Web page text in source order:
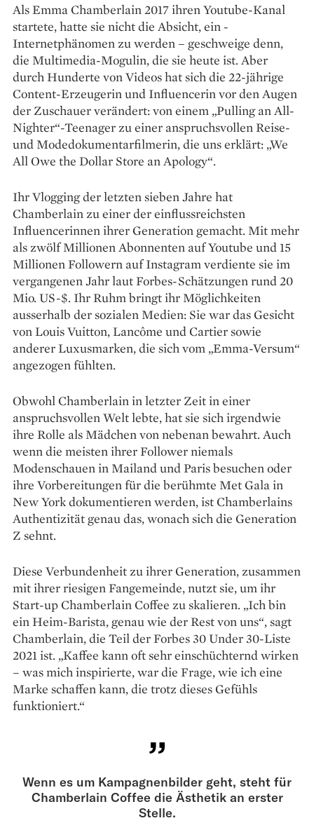
Als Emma Chamberlain 2017 ihren Youtube-­Kanal
startete, hatte sie nicht die Absicht, ein ­
Internetphänomen zu werden – geschweige denn,
die Multimedia-Mogulin, die sie heute ist. Aber
durch Hunderte von Videos hat sich die 22-jährige
Content-Erzeugerin und Influencerin vor den Augen
der Zuschauer verändert: von ­einem „Pulling an All-
Nighter“-Teenager zu ­einer ­anspruchsvollen Reise-
und Mode­dokumentarfilmerin, die uns erklärt: „We
All Owe the Dollar Store an Apology“.
Ihr Vlogging der letzten sieben Jahre hat
Chamberlain zu einer der einflussreichsten
Influencerinnen ihrer Generation gemacht. Mit mehr
als zwölf Millionen Abonnenten auf Youtube und 15
Millionen Followern auf Instagram verdiente sie im
vergangenen Jahr laut Forbes-Schätzungen rund 20
Mio. US-$. Ihr Ruhm bringt ihr Möglichkeiten
ausserhalb der sozialen Medien: Sie war das Gesicht
von Louis Vuitton, Lancôme und Cartier sowie
anderer Luxusmarken, die sich vom „Emma-Versum“
angezogen fühlten.
Obwohl Chamberlain in letzter Zeit in ­einer
anspruchsvollen Welt lebte, hat sie sich irgendwie
ihre Rolle als Mädchen von nebenan bewahrt. Auch
wenn die meisten ihrer Follower niemals
Modenschauen in Mailand und Paris besuchen oder
ihre Vorbereitungen für die berühmte Met Gala in
New York dokumentieren werden, ist Chamberlains
Authentizität genau das, wonach sich die Generation
Z sehnt.
Diese Verbundenheit zu ihrer Generation, ­zusammen
mit ihrer riesigen Fangemeinde, nutzt sie, um ihr
Start-up Chamberlain Coffee zu skalieren. „Ich bin
ein Heim-Barista, genau wie der Rest von uns“, sagt
Chamberlain, die Teil der Forbes 30 Under 30-Liste
2021 ist. „Kaffee kann oft sehr einschüchternd wirken
– was mich inspirierte, war die Frage, wie ich eine
Marke schaffen kann, die trotz dieses Gefühls
funktioniert.“
Wenn es um Kampagnenbilder geht, steht für
Chamberlain Coffee die Ästhetik an erster
Stelle.